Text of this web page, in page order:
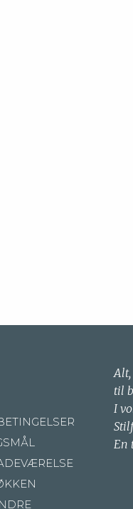
til
I
En